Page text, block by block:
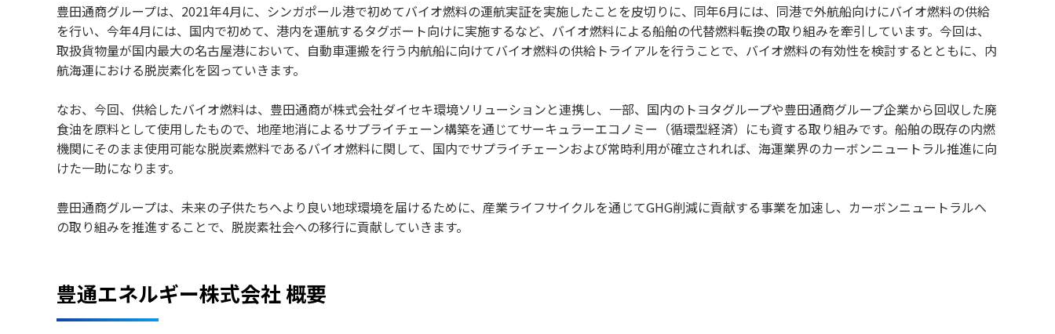
豊田通商グループは、2021年4月に、シンガポール港で初めてバイオ燃料の運航実証を実施したことを皮切りに、同年6月には、同港で外航船向けにバイオ燃料の供給
を行い、今年4月には、国内で初めて、港内を運航するタグボート向けに実施するなど、バイオ燃料による船舶の代替燃料転換の取り組みを牽引しています。今回は、
取扱貨物量が国内最大の名古屋港において、自動車運搬を行う内航船に向けてバイオ燃料の供給トライアルを行うことで、バイオ燃料の有効性を検討するとともに、内
航海運における脱炭素化を図っていきます。
なお、今回、供給したバイオ燃料は、豊田通商が株式会社ダイセキ環境ソリューションと連携し、一部、国内のトヨタグループや豊田通商グループ企業から回収した廃
食油を原料として使用したもので、地産地消によるサプライチェーン構築を通じてサーキュラーエコノミー（循環型経済）にも資する取り組みです。船舶の既存の内燃
機関にそのまま使用可能な脱炭素燃料であるバイオ燃料に関して、国内でサプライチェーンおよび常時利用が確立されれば、海運業界のカーボンニュートラル推進に向
けた一助になります。
豊田通商グループは、未来の子供たちへより良い地球環境を届けるために、産業ライフサイクルを通じてGHG削減に貢献する事業を加速し、カーボンニュートラルへ
の取り組みを推進することで、脱炭素社会への移行に貢献していきます。
豊通エネルギー株式会社 概要